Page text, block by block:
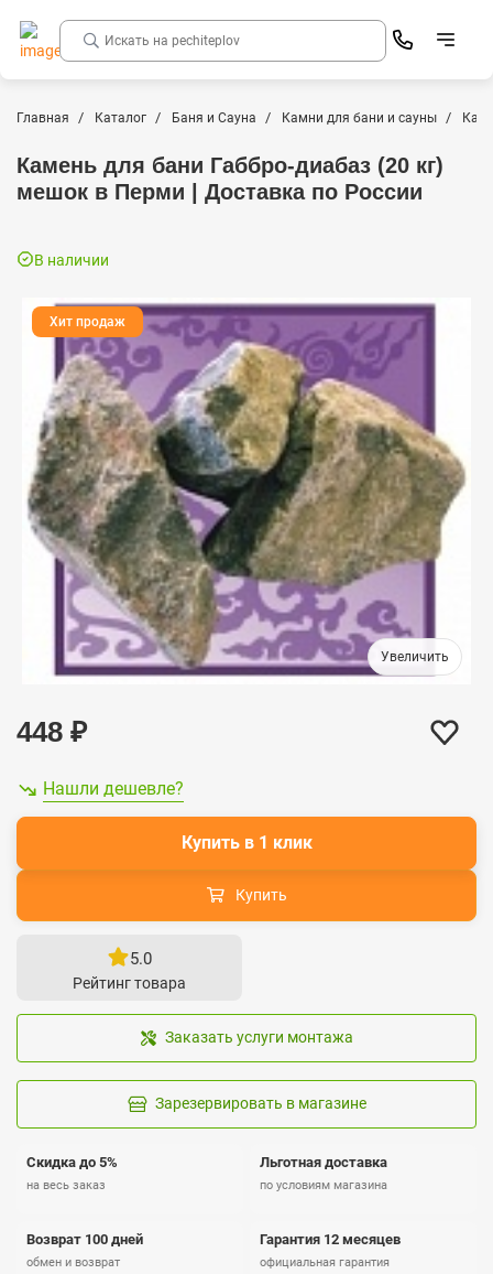
Главная Каталог Баня и Сауна Камни для бани и сауны
Камень для бани Габбро-диабаз (20 кг)
мешок в Перми | Доставка по России
В наличии
Хит продаж
448 ₽
Нашли дешевле?
Купить
Купить в 1 клик
5.0
Рейтинг товара
Заказать услуги монтажа
Зарезервировать в магазине
Скидка до 5%
на весь заказ
Льготная доставка
по условиям магазина
Возврат 100 дней
обмен и возврат
Гарантия 12 месяцев
официальная гарантия